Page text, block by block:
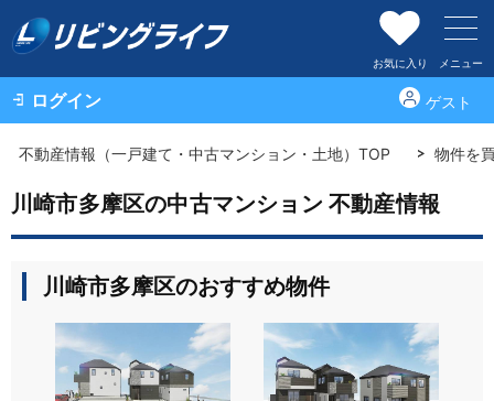
お気に入り メニュー
ログイン ゲスト
不動産情報（一戸建て・中古マンション・土地）TOP 物件を
川崎市多摩区の中古マンション 不動産情報
川崎市多摩区のおすすめ物件